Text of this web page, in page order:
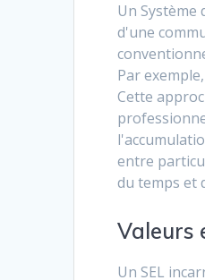
Un
d'une
Par
Cette
entre
du temps et
Valeurs
Un SEL